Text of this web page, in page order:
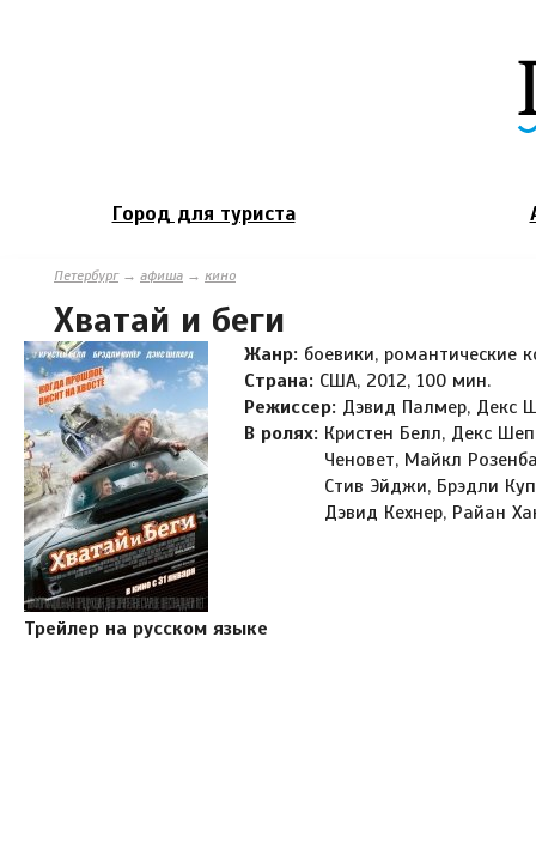
Город для туриста
Петербург→ афиша → кино
Хватай и беги
Жанр: боевики, романтические
Страна: США, 2012, 100 мин.
Режиссер: Дэвид Палмер, Декс
В ролях: Кристен Белл, Декс
Ченовет, Майкл
Стив Эйджи, Брэдли
Дэвид Кехнер, Райан
Трейлер на русском языке